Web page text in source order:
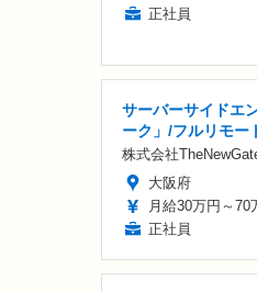
正社員
サーバーサイドエ
ーク」/フルリモー
株式会社
大阪府
月給30万円～70
正社員